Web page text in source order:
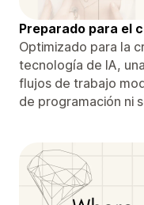
Preparado para el
Optimizado para la
tecnología de IA,
flujos de trabajo
de programación ni